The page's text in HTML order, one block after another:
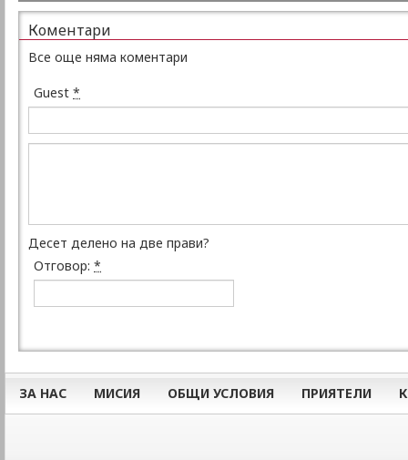
Коментари
Все още няма коментари
Guest *
Десет делено на две прави?
Отговор: *
ЗА НАС МИСИЯ ОБЩИ УСЛОВИЯ ПРИЯТЕЛИ